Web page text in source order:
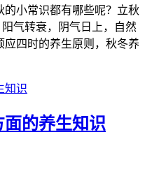
小常识都有哪些呢？立秋
气转衰，阴气日上，自然
应四时的养生原则，秋冬养
的养生知识